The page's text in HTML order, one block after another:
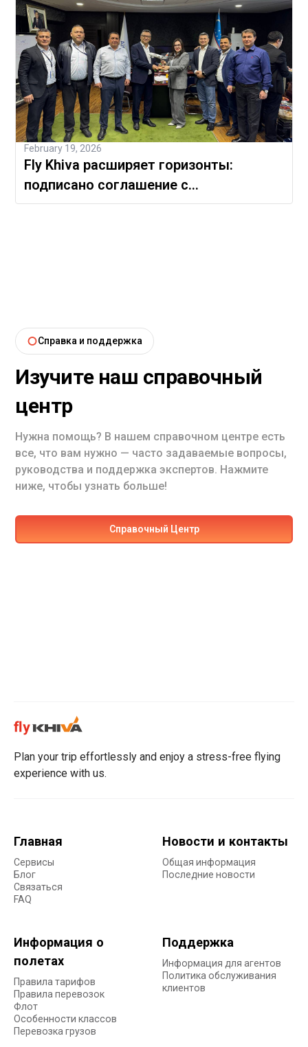
February 19, 2026
Fly Khiva расширяет горизонты:
подписано соглашение с
Международным аэропортом Навои
Справка и поддержка
Изучите наш справочный
центр
Нужна помощь? В нашем справочном центре есть
все, что вам нужно — часто задаваемые вопросы,
руководства и поддержка экспертов. Нажмите
ниже, чтобы узнать больше!
Cправочный Центр
Plan your trip effortlessly and enjoy a stress-free flying
experience with us.
Главная
Сервисы
Блог
Связаться
FAQ
Новости и контакты
Общая информация
Последние новости
Информация о
полетах
Правила тарифов
Правила перевозок
Флот
Особенности классов
Перевозка грузов
Поддержка
Информация для агентов
Политика обслуживания
клиентов